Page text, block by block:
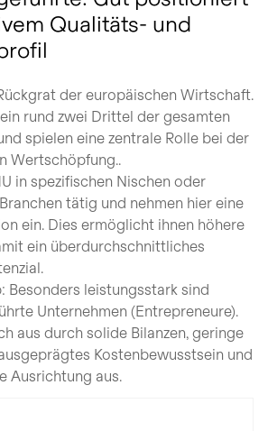
Qualitäts- und
der europäischen Wirtschaft.
rund zwei Drittel der gesamten
spielen eine zentrale Rolle bei der
Wertschöpfung..
in spezifischen Nischen oder
tätig und nehmen hier eine
ein. Dies ermöglicht ihnen höhere
ein überdurchschnittliches
Besonders leistungsstark sind
Unternehmen (Entrepreneure).
aus durch solide Bilanzen, geringe
Kostenbewusstsein und
Ausrichtung aus.